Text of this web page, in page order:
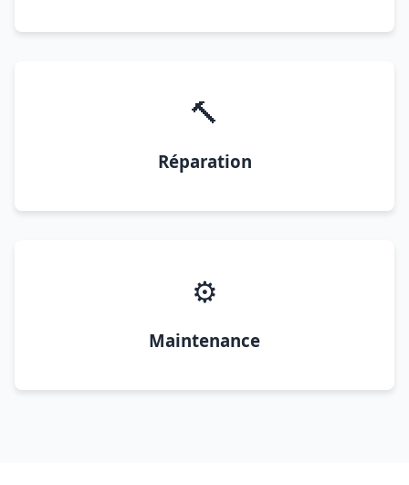
🔨
Réparation
⚙️
Maintenance